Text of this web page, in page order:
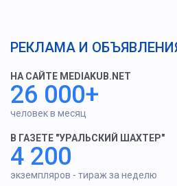
РЕКЛАМА И
НА САЙТЕ MEDIAKUB.NET
26 000+
человек в месяц
В ГАЗЕТЕ "УРАЛЬСКИЙ ШАХТЕР"
4 200
экземпляров - тираж за неделю